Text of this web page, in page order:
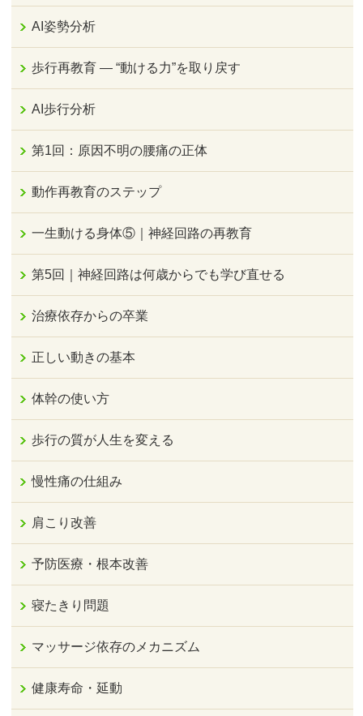
AI姿勢分析
歩行再教育 ― “動ける力”を取り戻す
AI歩行分析
第1回：原因不明の腰痛の正体
動作再教育のステップ
一生動ける身体⑤｜神経回路の再教育
第5回｜神経回路は何歳からでも学び直せる
治療依存からの卒業
正しい動きの基本
体幹の使い方
歩行の質が人生を変える
慢性痛の仕組み
肩こり改善
予防医療・根本改善
寝たきり問題
マッサージ依存のメカニズム
健康寿命・延動